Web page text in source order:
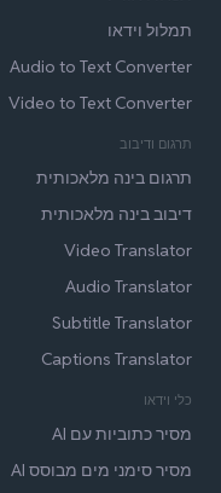
תמלול וידאו
Audio to Text Converter
Video to Text Converter
תרגום ודיבוב
תרגום בינה מלאכותית
דיבוב בינה מלאכותית
Video Translator
Audio Translator
Subtitle Translator
Captions Translator
כלי וידאו
מסיר כתוביות עם AI
מסיר סימני מים מבוסס AI